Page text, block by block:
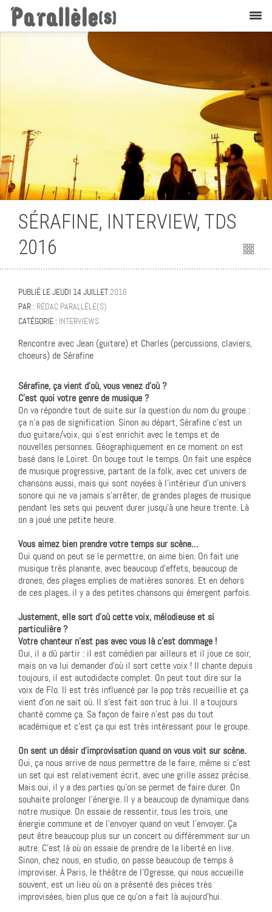
Interviews
SÉRAFINE, INTERVIEW, TDS
2016
PUBLIÉ LEJEUDI 14 JUILLET2016
PAR : RÉDAC PARALLÈLE(S)
CATÉGORIE : INTERVIEWS
Rencontre avec Jean (guitare) et Charles (percussions, claviers,
choeurs) de Sérafine
Sérafine, ça vient d’où, vous venez d’où ?
C’est quoi votre genre de musique ?
On va répondre tout de suite sur la question du nom du groupe :
ça n’a pas de signification. Sinon au départ, Sérafine c’est un
duo guitare/voix, qui s’est enrichit avec le temps et de
nouvelles personnes. Géographiquement en ce moment on est
basé dans le Loiret. On bouge tout le temps. On fait une espèce
de musique progressive, partant de la folk, avec cet univers de
chansons aussi, mais qui sont noyées à l’intérieur d’un univers
sonore qui ne va jamais s’arrêter, de grandes plages de musique
pendant les sets qui peuvent durer jusqu’à une heure trente. Là
on a joué une petite heure.
Vous aimez bien prendre votre temps sur scène…
Oui quand on peut se le permettre, on aime bien. On fait une
musique très planante, avec beaucoup d’effets, beaucoup de
drones, des plages emplies de matières sonores. Et en dehors
de ces plages, il y a des petites chansons qui émergent parfois.
Justement, elle sort d’où cette voix, mélodieuse et si
particulière ?
Votre chanteur n’est pas avec vous là c’est dommage !
Oui, il a dû partir : il est comédien par ailleurs et il joue ce soir,
mais on va lui demander d’où il sort cette voix ! Il chante depuis
toujours, il est autodidacte complet. On peut tout dire sur la
voix de Flo. Il est très influencé par la pop très recueillie et ça
vient d’on ne sait où. Il s’est fait son truc à lui. Il a toujours
chanté comme ça. Sa façon de faire n’est pas du tout
académique et c’est ça qui est très intéressant pour le groupe.
On sent un désir d’improvisation quand on vous voit sur scène.
Oui, ça nous arrive de nous permettre de le faire, même si c’est
un set qui est relativement écrit, avec une grille assez précise.
Mais oui, il y a des parties qu’on se permet de faire durer. On
souhaite prolonger l’énergie. Il y a beaucoup de dynamique dans
notre musique. On essaie de ressentir, tous les trois, une
énergie commune et de l’envoyer quand on veut l’envoyer. Ça
peut être beaucoup plus sur un concert ou différemment sur un
autre. C’est là où on essaie de prendre de la liberté en live.
Sinon, chez nous, en studio, on passe beaucoup de temps à
improviser. À Paris, le théâtre de l’Ogresse, qui nous accueille
souvent, est un lieu où on a présenté des pièces très
improvisées, bien plus que ce qu’on a fait là aujourd’hui.